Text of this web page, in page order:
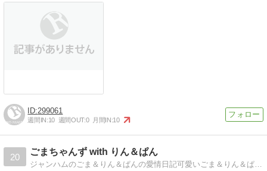
299061
週間IN:10 週間OUT:0 月間IN:10
20
ごまちゃんず with りん＆ぱん
ジャンハムのごま＆りん＆ぱんの愛情日記可愛いごま＆りん＆ぱんにママ＆パパも毎日メロメロ。愛らしい姿にうっとりです。